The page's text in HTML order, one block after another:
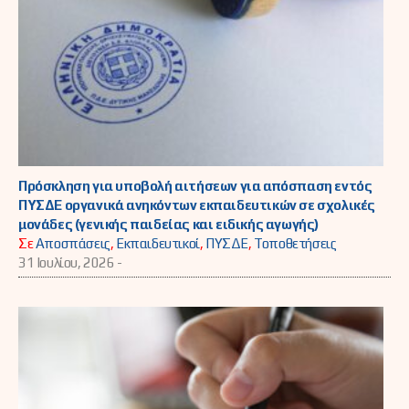
Πρόσκληση για υποβολή αιτήσεων για απόσπαση εντός
ΠΥΣΔΕ οργανικά ανηκόντων εκπαιδευτικών σε σχολικές
μονάδες (γενικής παιδείας και ειδικής αγωγής)
ΣεΑποσπάσεις, Εκπαιδευτικοί, ΠΥΣΔΕ, Τοποθετήσεις
31 Ιουλίου, 2026 -